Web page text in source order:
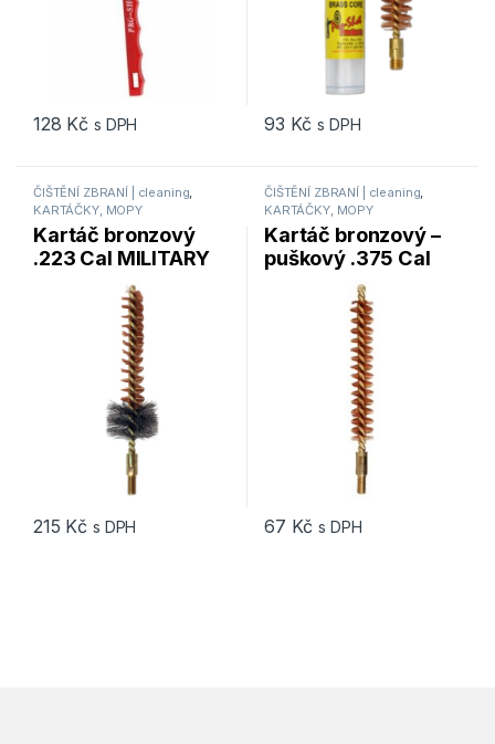
128 Kč s DPH 93 Kč s DPH
ČIŠTĚNÍ ZBRANÍ | cleaning,
KARTÁČKY, MOPY
Kartáč bronzový
.223 Cal MILITARY
STYLE Pro-Shot
Products (223CH)
215 Kč s DPH
ČIŠTĚNÍ ZBRANÍ | cleaning,
KARTÁČKY, MOPY
Kartáč bronzový –
puškový .375 Cal
Pro-Shot Products
67 Kč s DPH